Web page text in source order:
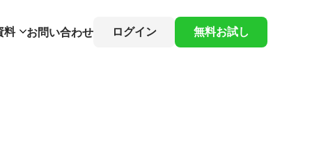
料 お問い合わせ ログイン 無料お試し